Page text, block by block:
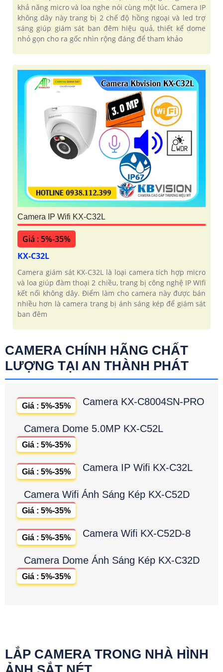
khả năng micro và loa nghe nói cùng một lúc. Camera IP
không dây này trang bị 2 chế độ hồng ngoại và led trợ
sáng giúp giám sát ban đêm hiệu quả, thiết kế dome
nhỏ gọn cho ra gốc nhìn rộng đáng để tham khảo
Camera IP Wifi KX-C32L
Giá : 5%-35%
KX-C32L
Camera giám sát KX-C32L là loại camera tích hợp micro
và loa giúp đàm thoại 2 chiều, trang bị công nghệ IP WIfi
kết nối không dây. Điểm làm cho camera này được bán
nhiều hơn là camera trang bị ánh sáng kép để giám sát
ban đêm
CAMERA CHÍNH HÃNG CHẤT
LƯỢNG TẠI AN THÀNH PHÁT
Camera KX-C8004SN-PRO
Giá : 5%-35%
Camera Dome 5.0MP KX-C52L
Giá : 5%-35%
Camera IP Wifi KX-C32L
Giá : 5%-35%
Camera Wifi Ánh Sáng Kép KX-C52D
Giá : 5%-35%
Camera Wifi KX-C52D-8
Giá : 5%-35%
Camera Dome Ánh Sáng Kép KX-C32D
Giá : 5%-35%
LẮP CAMERA TRONG NHÀ HÌNH